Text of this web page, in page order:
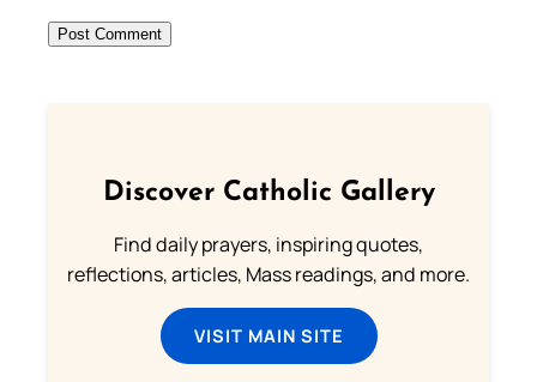
Discover Catholic Gallery
Find daily prayers, inspiring quotes,
reflections, articles, Mass readings, and more.
VISIT MAIN SITE